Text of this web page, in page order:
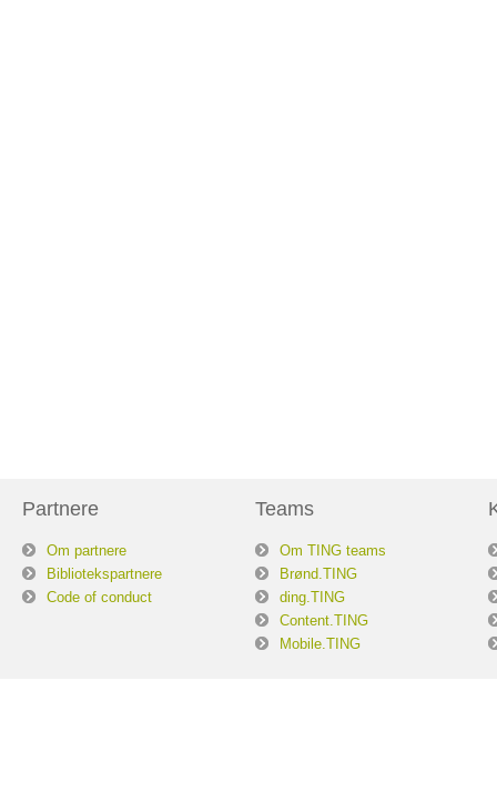
Partnere
Om partnere
Bibliotekspartnere
Code of conduct
Teams
Om TING teams
Brønd.TING
ding.TING
Content.TING
Mobile.TING